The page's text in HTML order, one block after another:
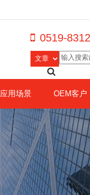
0519-
应用场景 OEM客户